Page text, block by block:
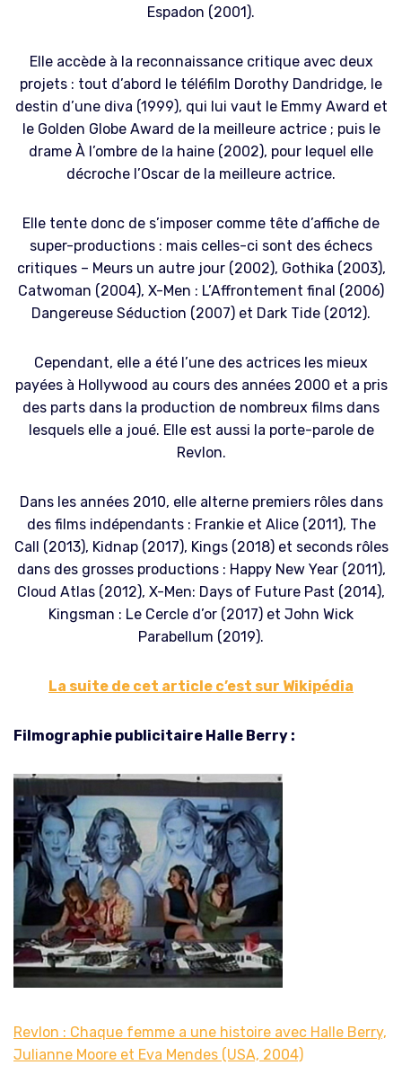
Espadon (2001).
Elle accède à la reconnaissance critique avec deux
projets : tout d’abord le téléfilm Dorothy Dandridge, le
destin d’une diva (1999), qui lui vaut le Emmy Award et
le Golden Globe Award de la meilleure actrice ; puis le
drame À l’ombre de la haine (2002), pour lequel elle
décroche l’Oscar de la meilleure actrice.
Elle tente donc de s’imposer comme tête d’affiche de
super-productions : mais celles-ci sont des échecs
critiques – Meurs un autre jour (2002), Gothika (2003),
Catwoman (2004), X-Men : L’Affrontement final (2006)
Dangereuse Séduction (2007) et Dark Tide (2012).
Cependant, elle a été l’une des actrices les mieux
payées à Hollywood au cours des années 2000 et a pris
des parts dans la production de nombreux films dans
lesquels elle a joué. Elle est aussi la porte-parole de
Revlon.
Dans les années 2010, elle alterne premiers rôles dans
des films indépendants : Frankie et Alice (2011), The
Call (2013), Kidnap (2017), Kings (2018) et seconds rôles
dans des grosses productions : Happy New Year (2011),
Cloud Atlas (2012), X-Men: Days of Future Past (2014),
Kingsman : Le Cercle d’or (2017) et John Wick
Parabellum (2019).
La suite de cet article c’est sur Wikipédia
Filmographie publicitaire Halle Berry :
Revlon : Chaque femme a une histoire avec Halle Berry,
Julianne Moore et Eva Mendes (USA, 2004)